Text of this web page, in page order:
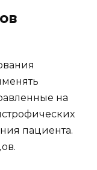
на
пациента.